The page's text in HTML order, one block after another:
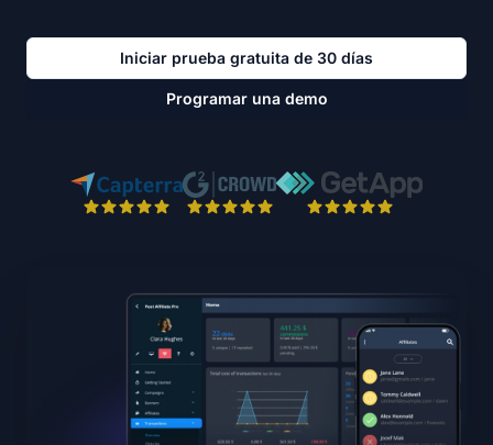
Iniciar prueba gratuita de 30 días
Programar una demo